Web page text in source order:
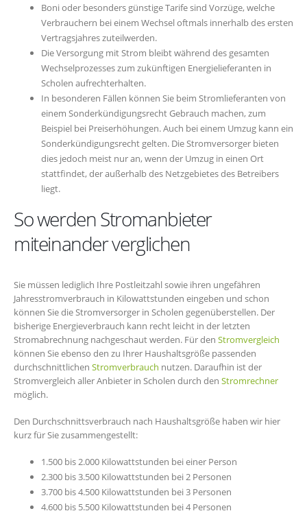
Boni oder besonders günstige Tarife sind Vorzüge, welche
Verbrauchern bei einem Wechsel oftmals innerhalb des ersten
Vertragsjahres zuteilwerden.
Die Versorgung mit Strom bleibt während des gesamten
Wechselprozesses zum zukünftigen Energielieferanten in
Scholen aufrechterhalten.
In besonderen Fällen können Sie beim Stromlieferanten von
einem Sonderkündigungsrecht Gebrauch machen, zum
Beispiel bei Preiserhöhungen. Auch bei einem Umzug kann ein
Sonderkündigungsrecht gelten. Die Stromversorger bieten
dies jedoch meist nur an, wenn der Umzug in einen Ort
stattfindet, der außerhalb des Netzgebietes des Betreibers
liegt.
So werden Stromanbieter
miteinander verglichen
Sie müssen lediglich Ihre Postleitzahl sowie ihren ungefähren
Jahresstromverbrauch in Kilowattstunden eingeben und schon
können Sie die Stromversorger in Scholen gegenüberstellen. Der
bisherige Energieverbrauch kann recht leicht in der letzten
Stromabrechnung nachgeschaut werden. Für den Stromvergleich
können Sie ebenso den zu Ihrer Haushaltsgröße passenden
durchschnittlichen Stromverbrauch nutzen. Daraufhin ist der
Stromvergleich aller Anbieter in Scholen durch den Stromrechner
möglich.
Den Durchschnittsverbrauch nach Haushaltsgröße haben wir hier
kurz für Sie zusammengestellt:
1.500 bis 2.000 Kilowattstunden bei einer Person
2.300 bis 3.500 Kilowattstunden bei 2 Personen
3.700 bis 4.500 Kilowattstunden bei 3 Personen
4.600 bis 5.500 Kilowattstunden bei 4 Personen